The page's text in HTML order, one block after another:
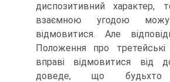
диспозитивний характер,
взаємною угодою
відмовитися. Але
Положення про
вправі відмовитися від
доведе, що